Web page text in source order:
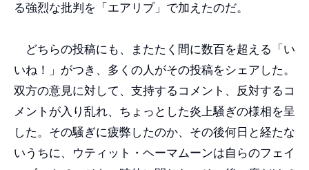
る強烈な批判を「エアリプ」で加えたのだ。
どちらの投稿にも、またたく間に数百を超える「い
いね！」がつき、多くの人がその投稿をシェアした。
双方の意見に対して、支持するコメント、反対するコ
メントが入り乱れ、ちょっとした炎上騒ぎの様相を呈
した。その騒ぎに疲弊したのか、その後何日と経たな
いうちに、ウティット・ヘーマムーンは自らのフェイ